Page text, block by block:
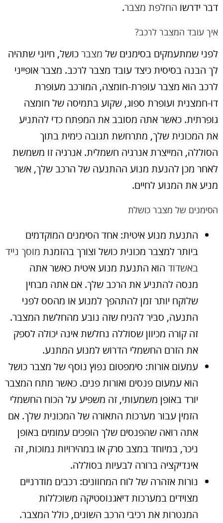
דבר ידרשו החלפת מצבר.
איך עובד המצבר לרכב?
לפני שמתעמקים בסימנים של מצברכושל, חיוני שתהיה
לך הבנה בסיסית כיצד עובד מצבר לרכב. מצבר אופייני
לרכב הוא מצבר עופרת-חומצה, המורכב מעופרת
דו-חמצנית ועופרת ספוג, שקוע בתמיסה של חומצה
גופרתית. כאשר אתה מסובב את המפתח כדי להתניע
את המכונית שלך, מתרחשת תגובה כימית בתוך
הסוללה, המייצרת אנרגיה חשמלית. אנרגיה זו משמשת
לאחר מכן להנעת מנוע ההתנעה של הרכב שלך, אשר
מניע את המנוע לחיים.
הסימנים של מצבר כושלת
התנעת מנוע איטית: אחד הסימנים המוקדמים
ביותר למצבר מכונית כושל וצורך בהזמנת מוסך נייד
באשדוד הוא התנעת מנוע איטית כאשר אתה
מנסה להתניע את הרכב שלך. אם אתה מבחין
שלוקח יותר זמן להתהפך למנוע או מהסס לפני
התנעה, סביר להניח שזה נובע מהחלשת המצבר.
זה קורה מכיוון שסוללה נחלשת אינה יכולה לספק
את הזרם החשמלי הדרוש למנוע המתנע.
עמעום אורות: סימפטום נפוץ נוסף של מצבר כושל
הוא עמעום פנסים ואורות פנים. כאשר מתח המצבר
יורד באופן משמעותי, זה משפיע על הכוח החשמלי
הזמין עבור מערכות התאורה של המכונית שלך. אם
אתה רואה שהפנסים שלך הופכים עמומים באופן
ניכר, במיוחד במצב סרק או במהירויות נמוכות, זה
אינדיקציה ברורה לבעיות בסוללה.
נורות אזהרה של לוח המחוונים: רכבים מודרניים
מצוידים במערכות דיאגנוסטיקה משוכללות
המנטרות את רכיבי הרכב השונים, כולל המצבר.